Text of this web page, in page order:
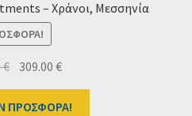
– Χράνοι, Μεσσηνία
€ Original
price
was:
309.00€Η
τρέχουσα
τιμή
ΠΡΟΣΦΟΡΑ!